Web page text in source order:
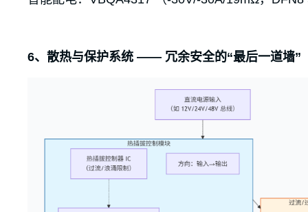
6、散热与保护系统 —— 冗余安全的“最后一道墙”